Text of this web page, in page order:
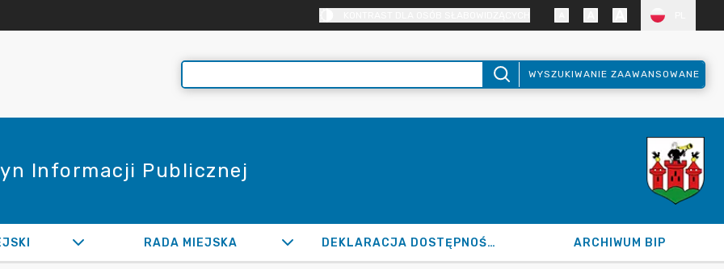
WYSZUKIWANIE ZAAWANSOWANE
Informacji Publicznej
RADA MIEJSKA DEKLARACJA DOSTĘPNOŚCI ARCHIWUM BIP